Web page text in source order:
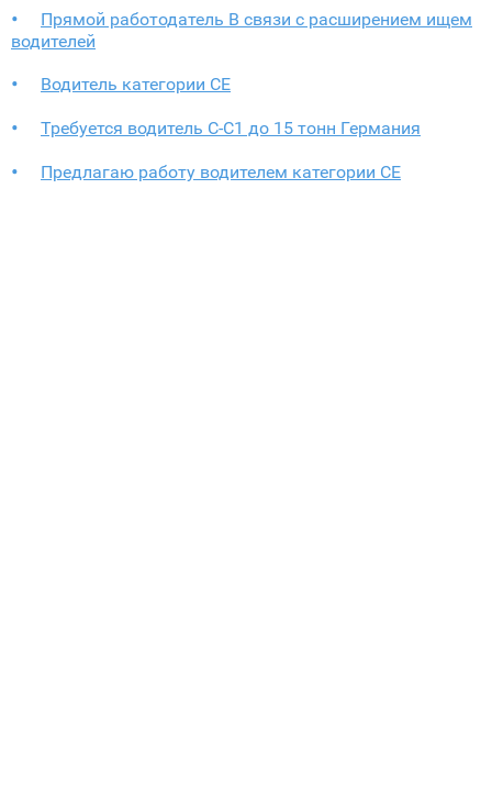
Прямой работодатель В связи с расширением ищем
водителей
Водитель категории СЕ
Требуется водитель С-С1 до 15 тонн Германия
Предлагаю работу водителем категории СЕ